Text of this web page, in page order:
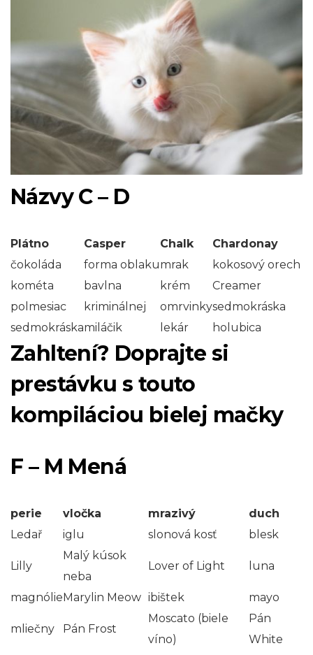
Názvy C – D
Plátno Casper Chalk
Chardonay
čokoláda
forma oblakumrak
kokosový orech
kométa
bavlna krém
Creamer
polmesiac
kriminálnej omrvinkysedmokráska
sedmokráskamiláčik lekár holubica
Zahltení? Doprajte si
prestávku s touto
kompiláciou bielej mačky
F – M Mená
perie vločka mrazivý
duch
Ledař
iglu slonová kosť blesk
Lilly
Malý kúsok
neba
Lover of Light luna
magnólie Marylin Meow ibištek mayo
mliečny Pán Frost
Moscato (biele
víno)
Pán
White